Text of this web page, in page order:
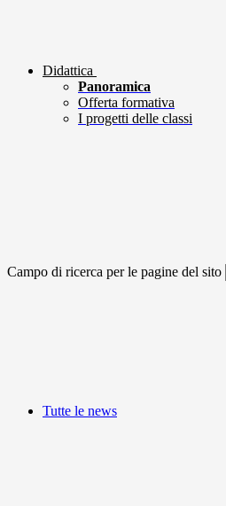
Didattica
Panoramica
Offerta formativa
I progetti delle classi
Campo di ricerca per le pagine del sito
Tutte le news